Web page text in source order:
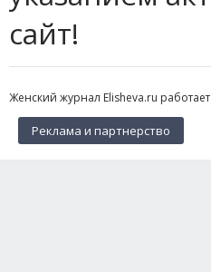
сайт!
Женский журнал Elisheva.ru
Реклама и партнерство